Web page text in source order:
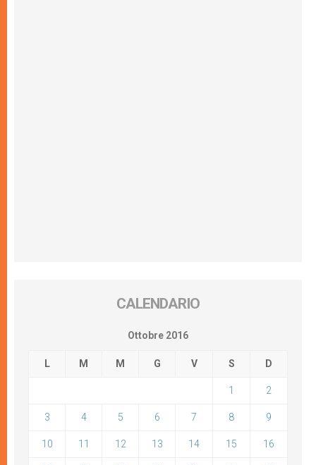
CALENDARIO
Ottobre 2016
L M M G V S D
1 2
3 4 5 6 7 8 9
10 11 12 13 14 15 16